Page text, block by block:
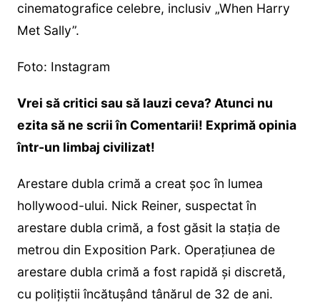
cinematografice celebre, inclusiv „When Harry
Met Sally”.
Foto: Instagram
Vrei să critici sau să lauzi ceva? Atunci nu
ezita să ne scrii în Comentarii! Exprimă opinia
într-un limbaj civilizat!
Arestare dubla crimă a creat șoc în lumea
hollywood-ului. Nick Reiner, suspectat în
arestare dubla crimă, a fost găsit la stația de
metrou din Exposition Park. Operațiunea de
arestare dubla crimă a fost rapidă și discretă,
cu polițiștii încătușând tânărul de 32 de ani.